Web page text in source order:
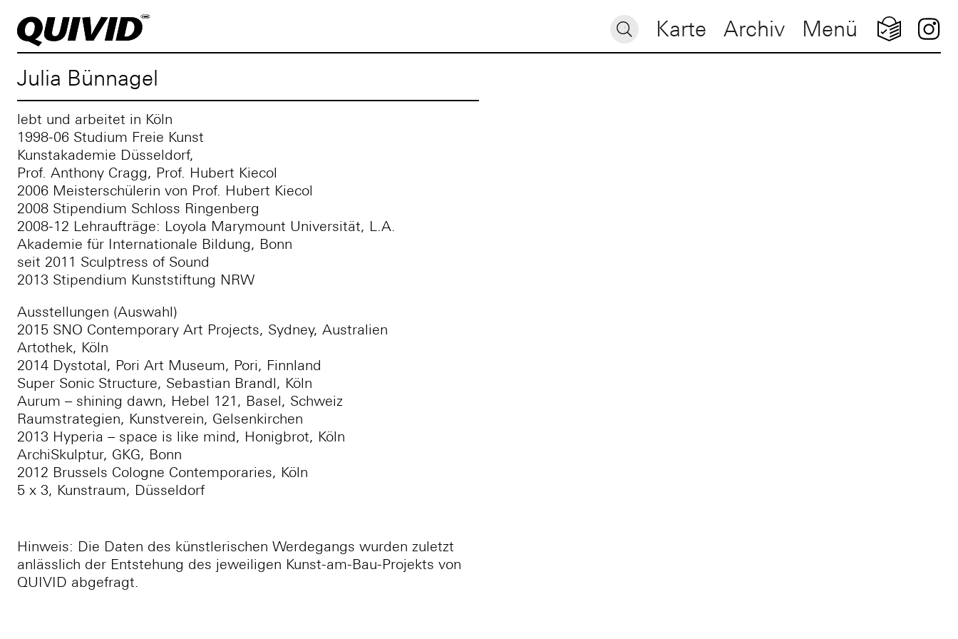
Karte Archiv
Menü
Julia Bünnagel
lebt und arbeitet in Köln
1998-06 Studium Freie Kunst
Kunstakademie Düsseldorf,
Prof. Anthony Cragg, Prof. Hubert Kiecol
2006 Meisterschülerin von Prof. Hubert Kiecol
2008 Stipendium Schloss Ringenberg
2008-12 Lehraufträge: Loyola Marymount Universität, L.A.
Akademie für Internationale Bildung, Bonn
seit 2011 Sculptress of Sound
2013 Stipendium Kunststiftung NRW
Ausstellungen (Auswahl)
2015 SNO Contemporary Art Projects, Sydney, Australien
Artothek, Köln
2014 Dystotal, Pori Art Museum, Pori, Finnland
Super Sonic Structure, Sebastian Brandl, Köln
Aurum – shining dawn, Hebel 121, Basel, Schweiz
Raumstrategien, Kunstverein, Gelsenkirchen
2013 Hyperia – space is like mind, Honigbrot, Köln
ArchiSkulptur, GKG, Bonn
2012 Brussels Cologne Contemporaries, Köln
5 x 3, Kunstraum, Düsseldorf
Hinweis: Die Daten des künstlerischen Werdegangs wurden zuletzt
anlässlich der Entstehung des jeweiligen Kunst-am-Bau-Projekts von
QUIVID abgefragt.